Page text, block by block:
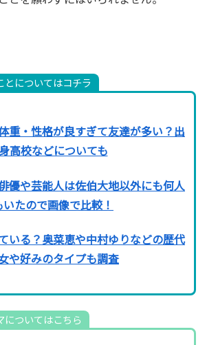
とについてはコチラ
重・性格が良すぎて友達が多い？出
高校などについても
優や芸能人は佐伯大地以外にも何人
いたので画像で比較！
いる？奥菜恵や中村ゆりなどの歴代
や好みのタイプも調査
についてはこちら